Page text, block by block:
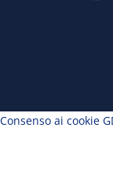
Consenso ai cookie